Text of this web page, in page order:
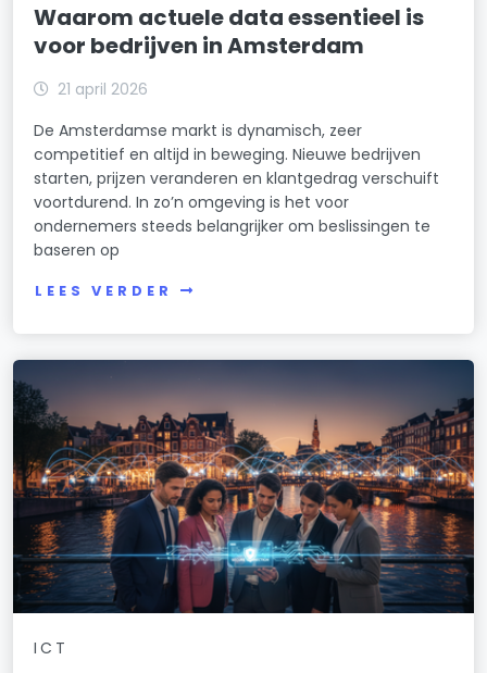
Waarom actuele data essentieel is
voor bedrijven in Amsterdam
21 april 2026
De Amsterdamse markt is dynamisch, zeer
competitief en altijd in beweging. Nieuwe bedrijven
starten, prijzen veranderen en klantgedrag verschuift
voortdurend. In zo’n omgeving is het voor
ondernemers steeds belangrijker om beslissingen te
baseren op
LEES VERDER
ICT